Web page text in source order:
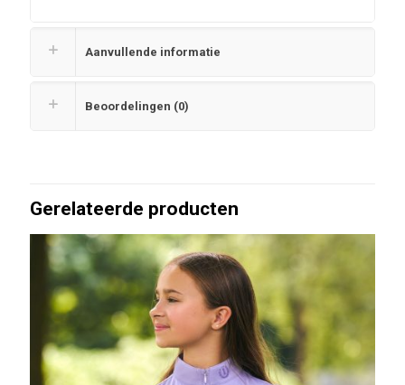
Aanvullende informatie
Beoordelingen (0)
Gerelateerde producten